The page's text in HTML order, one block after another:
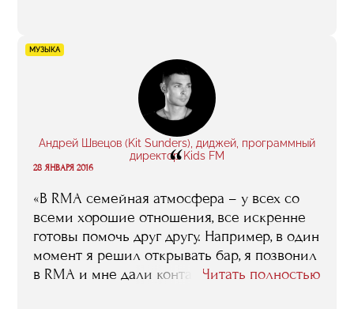
бояться быть услышанной в нашем
консервативном музее, верить в свои идеи.
Полученные знания и знакомства очень
пригодились мне в работе, я стала гораздо
лучше понимать многие внутренние
процессы, специфику работы в нашей
среде, очень пригодился опыт музейного
такие гуру, как Марина Девовна Лошак,
Зельфира Исмаиловна Трегулова, Василий
Церетели и другие».
МУЗЫКА
Андрей Швецов (Kit Sunders), диджей, программный
директор Kids FM
“
28 ЯНВАРЯ 2016
«В RMA семейная атмосфера – у всех со
всеми хорошие отношения, все искренне
готовы помочь друг другу. Например, в один
момент я решил открывать бар, я позвонил
в RMA и мне дали контакт человека,
Читать полностью